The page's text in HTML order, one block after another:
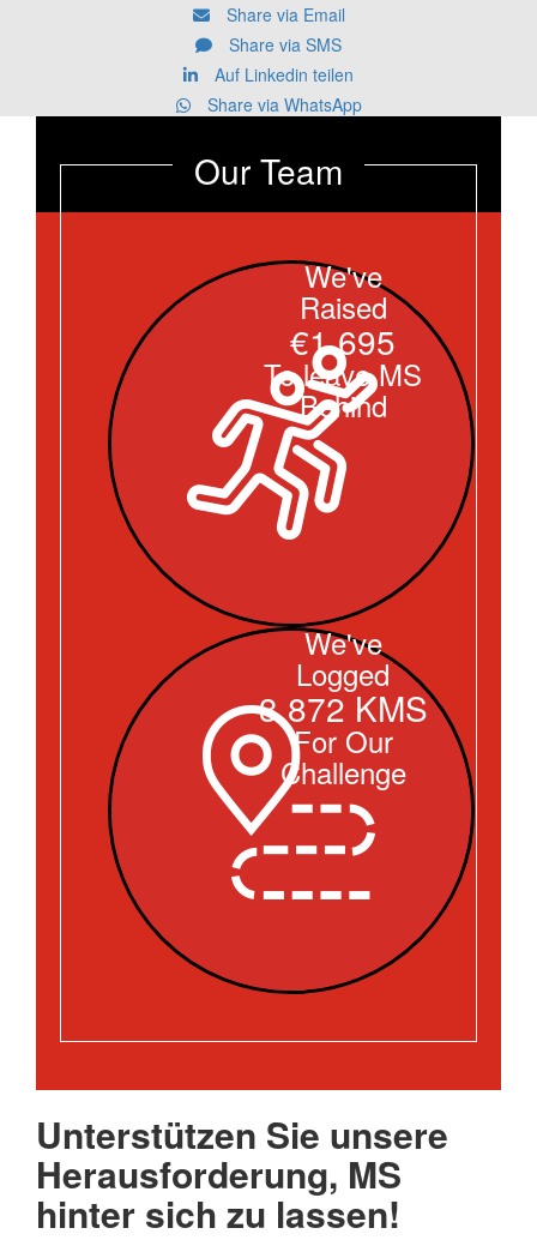
Share via Email
Share via SMS
Auf Linkedin teilen
Share via WhatsApp
Our Team
We've
Raised
€1.695
To leave MS
Behind
We've
Logged
3,872 KMS
For Our
Challenge
Unterstützen Sie unsere
Herausforderung, MS
hinter sich zu lassen!